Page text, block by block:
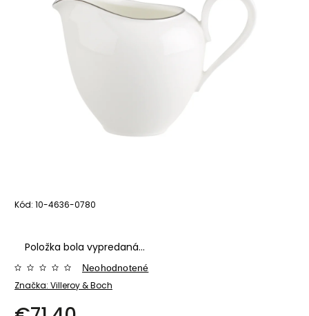
Kód: 10-4636-0780
Položka bola vypredaná…
Značka: Villeroy & Boch
Neohodnotené